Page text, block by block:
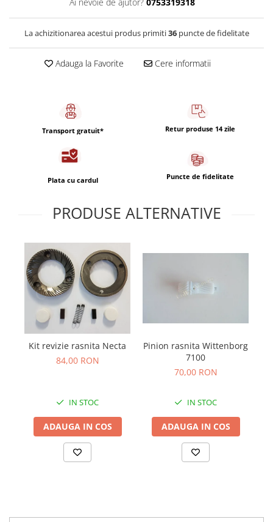
Capsule de Cafea
La achizitionarea acestui produs primiti36puncte de fidelitate
Adauga la Favorite Cere informatii
Transport gratuit* Retur produse 14 zile
Plata cu cardul Puncte de fidelitate
PRODUSE ALTERNATIVE
Kit revizie rasnita Necta
84,00 RON
IN STOC
ADAUGA IN COS
Pinion rasnita Wittenborg
7100
70,00 RON
IN STOC
ADAUGA IN COS